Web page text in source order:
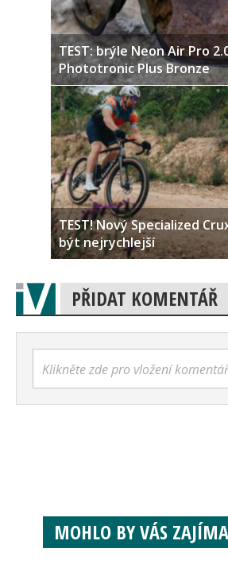
TEST: brýle Neon Air Pro
Phototronic Plus Bronze
TEST! Nový Specialized
být nejrychlejší
PŘIDAT KOMENTÁŘ
Klikněte zde pro vložení
MOHLO BY VÁS